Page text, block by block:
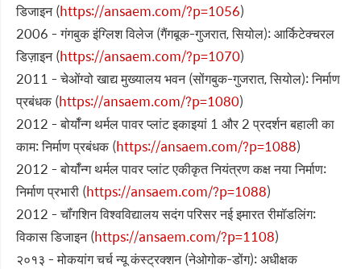
डिजाइन (https://ansaem.com/?p=1056)
2006 - गंगबुक इंग्लिश विलेज (गैंगबूक-गुजरात, सियोल): आर्किटेक्चरल
डिज़ाइन (https://ansaem.com/?p=1070)
2011 - चेओंग्वो खाद्य मुख्यालय भवन (सोंगबुक-गुजरात, सियोल): निर्माण
प्रबंधक (https://ansaem.com/?p=1080)
2012 - बोर्यॉन्ग थर्मल पावर प्लांट इकाइयां 1 और 2 प्रदर्शन बहाली का
काम: निर्माण प्रबंधक (https://ansaem.com/?p=1088)
2012 - बोर्यॉन्ग थर्मल पावर प्लांट एकीकृत नियंत्रण कक्ष नया निर्माण:
निर्माण प्रभारी (https://ansaem.com/?p=1088)
2012 - चॉंगशिन विश्वविद्यालय सदंग परिसर नई इमारत रीमॉडलिंग:
विकास डिजाइन (https://ansaem.com/?p=1108)
२०१३ - मोकयांग चर्च न्यू कंस्ट्रक्शन (नेओगोक-डोंग): अधीक्षक